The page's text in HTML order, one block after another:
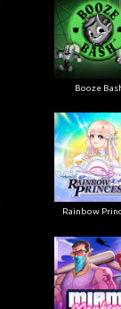
Booze
Rainbow